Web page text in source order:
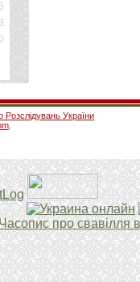
Розслідувань України